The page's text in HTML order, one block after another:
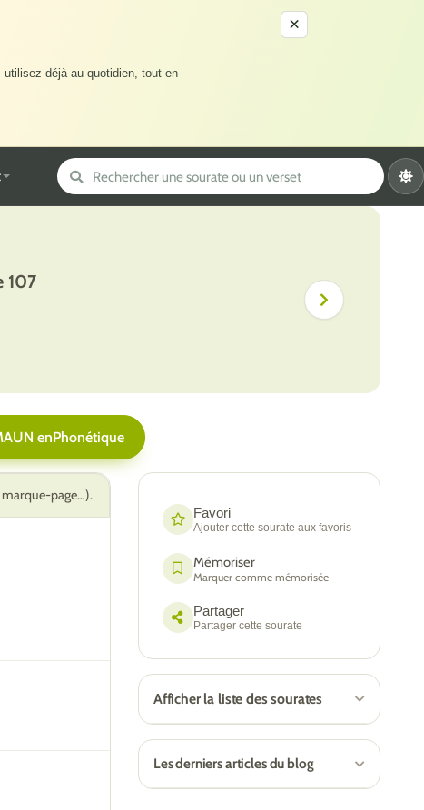
×
déjà au quotidien, tout en
107
enPhonétique
page…).
Favori
Ajouter cette sourate aux favoris
Mémoriser
Marquer comme mémorisée
Partager
Partager cette sourate
Afficher la liste des sourates
Les derniers articles du blog